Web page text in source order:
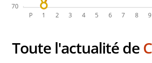
Toute l'actualité de